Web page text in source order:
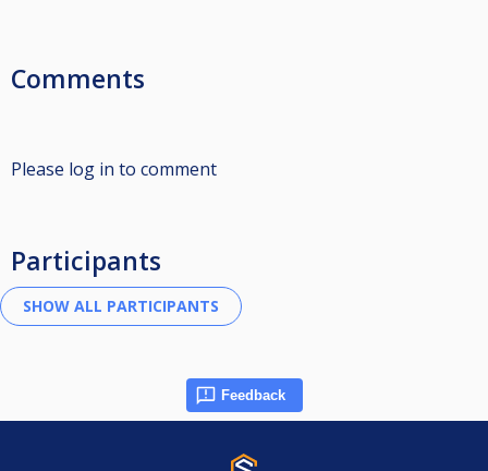
Comments
Please log in to comment
Participants
Feedback